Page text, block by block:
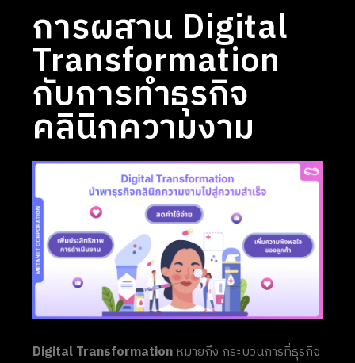
การผสาน Digital
Transformation
กับการทำธุรกิจ
คลินิกความงาม
Digital Transformationหมายถึง กระบวนการที่ธุรกิจ